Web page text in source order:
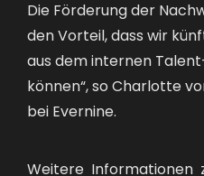
Die Förderung der
den Vorteil, dass wir
aus dem internen
können“, so Charlotte
bei Evernine.
Weitere Informationen